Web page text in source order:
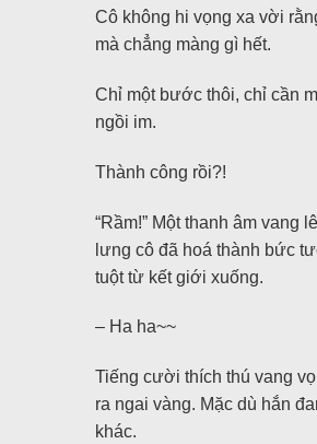
Cô không hi vọng xa vời
mà chẳng màng gì hết.
Chỉ một bước thôi, chỉ cần
ngồi im.
Thành công rồi?!
“Rầm!” Một thanh âm
lưng cô đã hoá thành bức
tuột từ kết giới xuống.
– Ha ha~~
Tiếng cười thích thú vang
ra ngai vàng. Mặc dù hắn
khác.